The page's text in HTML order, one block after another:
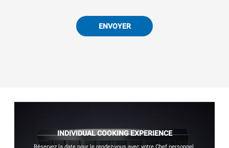
ENVOYER
INDIVIDUAL COOKING EXPERIENCE
Réservez la date pour le rendez-vous avec votre Chef personnel.